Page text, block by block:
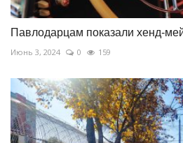
Павлодарцам показали хенд-
Июнь 3, 2024 0 159